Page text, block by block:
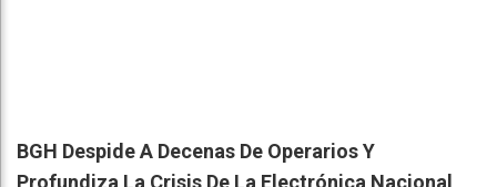
BGH Despide A Decenas De Operarios Y